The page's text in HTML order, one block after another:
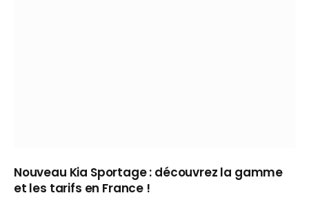
Nouveau Kia Sportage : découvrez la gamme
et les tarifs en France !